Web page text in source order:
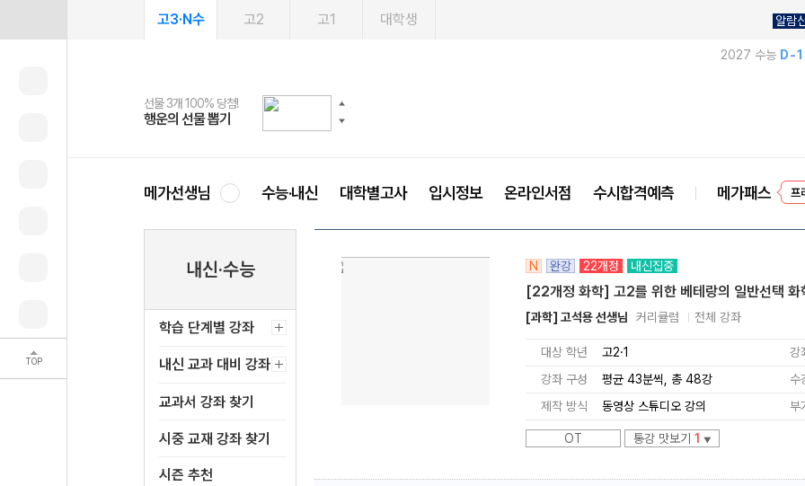
TOP
고3·N수 고2 고1 대학생 알람
2027 수능 D-
선물 3개 100% 당첨!
행운의 선물 뽑기
선물 100% 증정!
메가스터디 X 올리브
여름방학 스터디 캐시백
메가런 썸머스쿨
2027 러셀 단과
강사 공개선발
스마트러닝앱
설문 EVENT
메가패스
3일 무료 체험권
메가패스 수강생 무료혜택!
메가클럽 멤버십
사회공헌 캠페인
희망이룸 메가나눔
메가선생님 수능·내신 대학별고사 입시정보 온라인서점 수시합격예측 메가패스
프
내신·수능
학습 단계별 강좌
내신 교과 대비 강좌
교과서 강좌 찾기
시중 교재 강좌 찾기
시즌 추천
N 완강 22개정 내신집중
[22개정 화학] 고2를 위한 베테랑의 일반선택
[과학] 고석용 선생님 커리큘럼 전체 강좌
대상 학년 고2·1
강
강좌 구성
평균 43분씩, 총 48강
수
제작 방식
동영상 스튜디오 강의 부
OT 통강 맛보기 1 ▼